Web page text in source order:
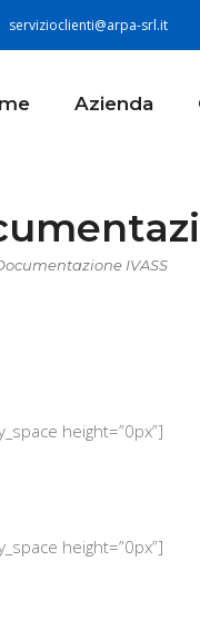
servizioclienti@arpa-srl.it
Azienda
IVASS
height=”0px”]
height=”0px”]